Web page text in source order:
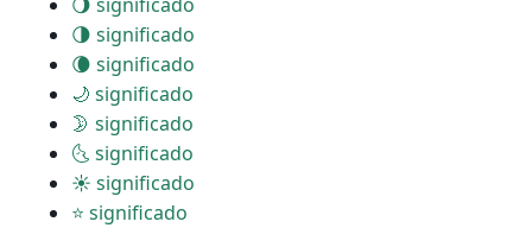
🌗 significado
🌘 significado
🌙 significado
🌛 significado
🌜 significado
☀ significado
⭐ significado